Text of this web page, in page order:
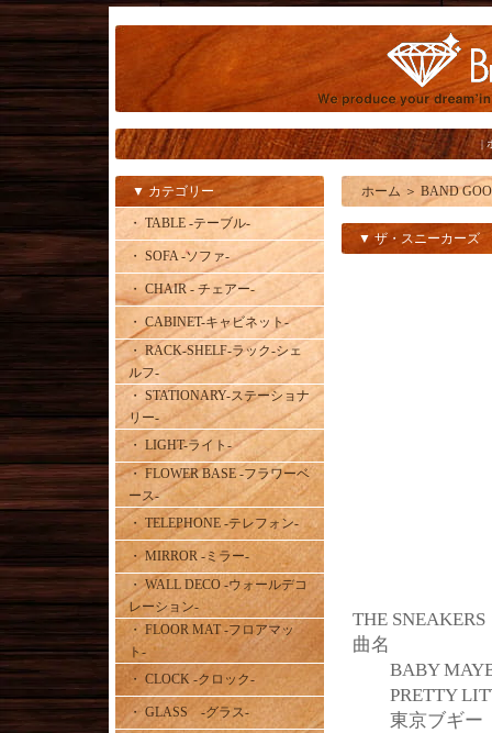
|
▼ カテゴリー
・ TABLE -テーブル-
・ SOFA -ソファ-
・ CHAIR - チェアー-
・ CABINET-キャビネット-
・ RACK-SHELF-ラック-シェ
ルフ-
・ STATIONARY-ステーショナ
リー-
・ LIGHT-ライト-
・ FLOWER BASE -フラワーベ
ース-
・ TELEPHONE -テレフォン-
・ MIRROR -ミラー-
・ WALL DECO -ウォールデコ
レーション-
・ FLOOR MAT -フロアマッ
ト-
・ CLOCK -クロック-
・ GLASS -グラス-
ホーム ＞ BAND
▼ ザ・スニーカーズ
THE SNEAKERS
曲名
BABY
PRETTY
東京ブギー